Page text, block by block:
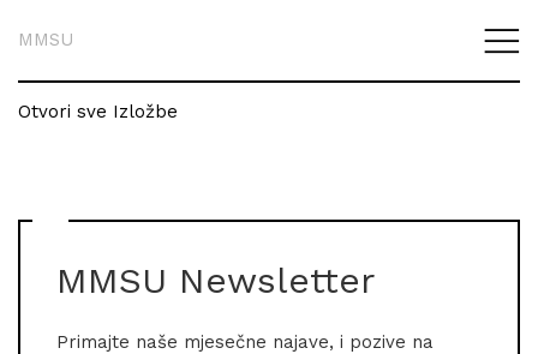
MMSU
Otvori sve Izložbe
MMSU Newsletter
Primajte naše mjesečne najave, i pozive na